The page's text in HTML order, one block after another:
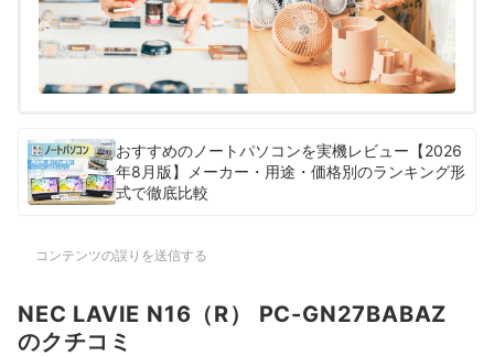
おすすめのノートパソコンを実機レビュー【2026
年8月版】メーカー・用途・価格別のランキング形
式で徹底比較
コンテンツの誤りを送信する
NEC LAVIE N16（R） PC-GN27BABAZ
のクチコミ